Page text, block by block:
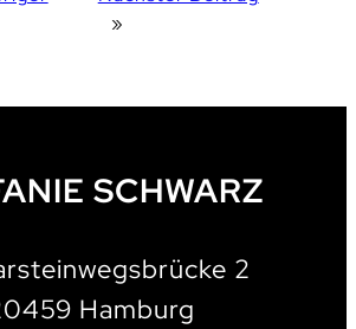
»
SCHWARZ
2
Hamburg